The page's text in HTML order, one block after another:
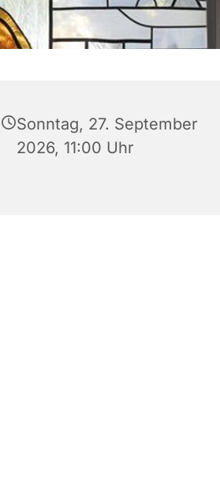
Sonntag, 27. September
2026, 11:00 Uhr